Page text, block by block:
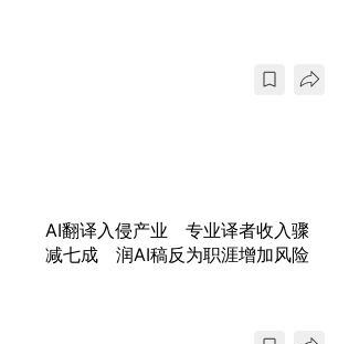
AI翻译入侵产业 专业译者收入骤
减七成 润AI稿反为职涯增加风险